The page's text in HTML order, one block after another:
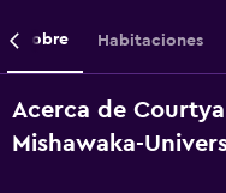
Sobre Habitaciones
Acerca de
Mishawaka-